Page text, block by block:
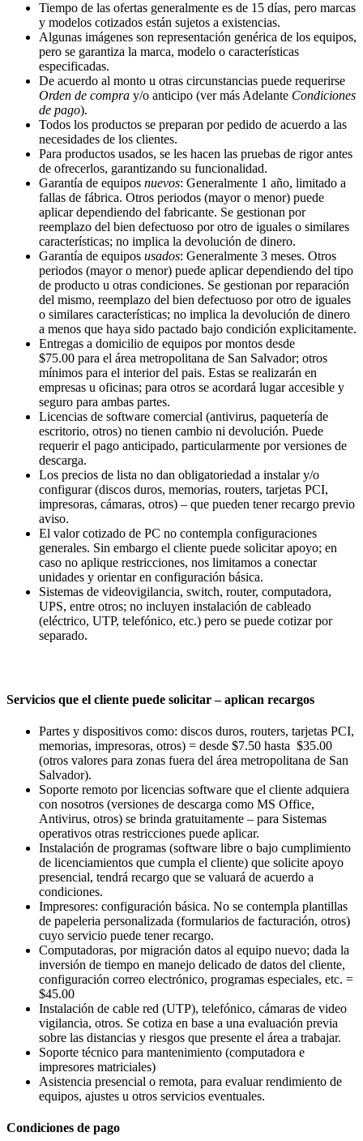
Tiempo de las ofertas generalmente es de 15 días, pero marcas
y modelos cotizados están sujetos a existencias.
Algunas imágenes son representación genérica de los equipos,
pero se garantiza la marca, modelo o características
especificadas.
De acuerdo al monto u otras circunstancias puede requerirse
Orden de compra y/o anticipo (ver más Adelante Condiciones
de pago).
Todos los productos se preparan por pedido de acuerdo a las
necesidades de los clientes.
Para productos usados, se les hacen las pruebas de rigor antes
de ofrecerlos, garantizando su funcionalidad.
Garantía de equipos nuevos: Generalmente 1 año, limitado a
fallas de fábrica. Otros periodos (mayor o menor) puede
aplicar dependiendo del fabricante. Se gestionan por
reemplazo del bien defectuoso por otro de iguales o similares
características; no implica la devolución de dinero.
Garantía de equipos usados: Generalmente 3 meses. Otros
periodos (mayor o menor) puede aplicar dependiendo del tipo
de producto u otras condiciones. Se gestionan por reparación
del mismo, reemplazo del bien defectuoso por otro de iguales
o similares características; no implica la devolución de dinero
a menos que haya sido pactado bajo condición explicitamente.
Entregas a domicilio de equipos por montos desde
$75.00 para el área metropolitana de San Salvador; otros
mínimos para el interior del pais. Estas se realizarán en
empresas u oficinas; para otros se acordará lugar accesible y
seguro para ambas partes.
Licencias de software comercial (antivirus, paquetería de
escritorio, otros) no tienen cambio ni devolución. Puede
requerir el pago anticipado, particularmente por versiones de
descarga.
Los precios de lista no dan obligatoriedad a instalar y/o
configurar (discos duros, memorias, routers, tarjetas PCI,
impresoras, cámaras, otros) – que pueden tener recargo previo
aviso.
El valor cotizado de PC no contempla configuraciones
generales. Sin embargo el cliente puede solicitar apoyo; en
caso no aplique restricciones, nos limitamos a conectar
unidades y orientar en configuración básica.
Sistemas de videovigilancia, switch, router, computadora,
UPS, entre otros; no incluyen instalación de cableado
(eléctrico, UTP, telefónico, etc.) pero se puede cotizar por
separado.
Servicios que el cliente puede solicitar – aplican recargos
Partes y dispositivos como: discos duros, routers, tarjetas PCI,
memorias, impresoras, otros) = desde $7.50 hasta $35.00
(otros valores para zonas fuera del área metropolitana de San
Salvador).
Soporte remoto por licencias software que el cliente adquiera
con nosotros (versiones de descarga como MS Office,
Antivirus, otros) se brinda gratuitamente – para Sistemas
operativos otras restricciones puede aplicar.
Instalación de programas (software libre o bajo cumplimiento
de licenciamientos que cumpla el cliente) que solicite apoyo
presencial, tendrá recargo que se valuará de acuerdo a
condiciones.
Impresores: configuración básica. No se contempla plantillas
de papeleria personalizada (formularios de facturación, otros)
cuyo servicio puede tener recargo.
Computadoras, por migración datos al equipo nuevo; dada la
inversión de tiempo en manejo delicado de datos del cliente,
configuración correo electrónico, programas especiales, etc. =
$45.00
Instalación de cable red (UTP), telefónico, cámaras de video
vigilancia, otros. Se cotiza en base a una evaluación previa
sobre las distancias y riesgos que presente el área a trabajar.
Soporte técnico para mantenimiento (computadora e
impresores matriciales)
Asistencia presencial o remota, para evaluar rendimiento de
equipos, ajustes u otros servicios eventuales.
Condiciones de pago